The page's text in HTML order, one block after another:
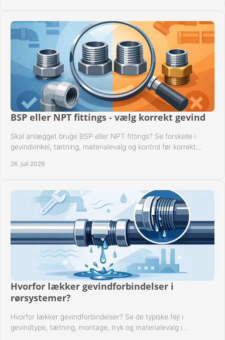
BSP eller NPT fittings - vælg korrekt gevind
Skal anlægget bruge BSP eller NPT fittings? Se forskelle i
gevindvinkel, tætning, materialevalg og kontrol før korrekt
26. juli 2026
Hvorfor lækker gevindforbindelser i
rørsystemer?
Hvorfor lækker gevindforbindelser? Se de typiske fejl i
gevindtype, tætning, montage, tryk og materialevalg i